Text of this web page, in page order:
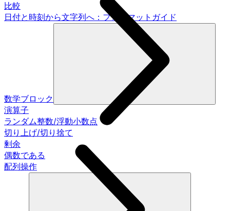
比較
日付と時刻から文字列へ：フォーマットガイド
数学ブロック
演算子
ランダム整数/浮動小数点
切り上げ/切り捨て
剰余
偶数である
配列操作